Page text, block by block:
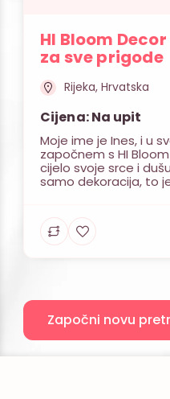
HI Bloom
za sve prigode
Rijeka, Hrvatska
Cijena: Na upit
Moje ime je Ines, i u
započnem s HI
cijelo svoje srce i
samo dekoracija, to
već umjetnost
osmišljavanja
Započni novu